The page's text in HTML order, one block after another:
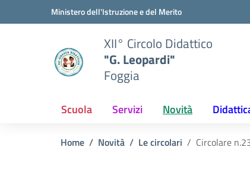
Vai ai contenuti
Vai al menu di navigazioneMinistero dell'Istruzione e del Merito
XII° Circolo Didattico
"G. Leopardi"
Foggia
Scuola Servizi Novità
Home Novità Le circolari Circolare